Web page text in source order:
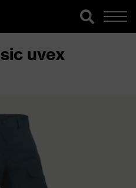
uvex